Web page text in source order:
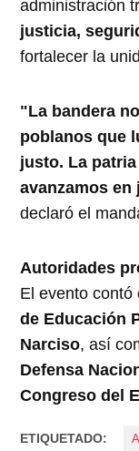
administración
justicia,
fortalecer la
"La bandera
poblanos que
justo. La
avanzamos
declaró el
Autoridades
El evento
de Educación
Narciso, así
Defensa
Congreso del
ETIQUETADO: